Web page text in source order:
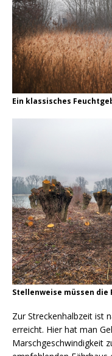
Ein klassisches
Stellenweise müssen
Zur Streckenhalbzeit ist
erreicht. Hier hat man
Marschgeschwindigkeit